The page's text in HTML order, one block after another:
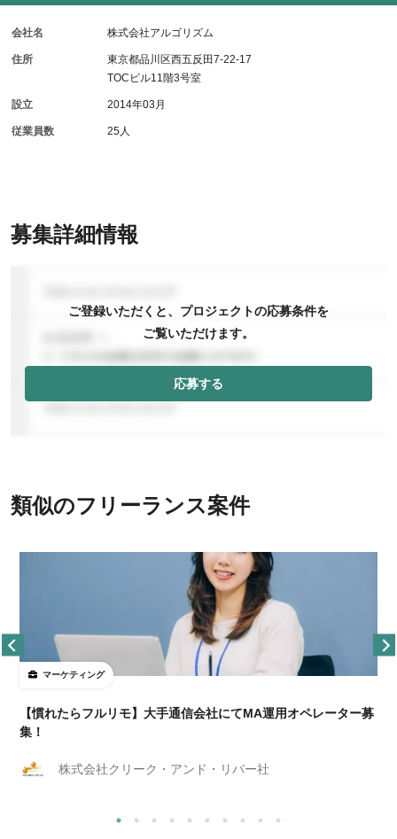
募集詳細情報
ご登録いただくと、プロジェクトの応募条件を
ご覧いただけます。
応募する
会社名 株式会社アルゴリズム
住所
東京都品川区西五反田7-22-17
TOCビル11階3号室
設立 2014年03月
従業員数 25人
類似のフリーランス案件
マーケティング
【慣れたらフルリモ】大手通信会社にてMA運用オペレーター募
集！
株式会社クリーク・アンド・リバー社